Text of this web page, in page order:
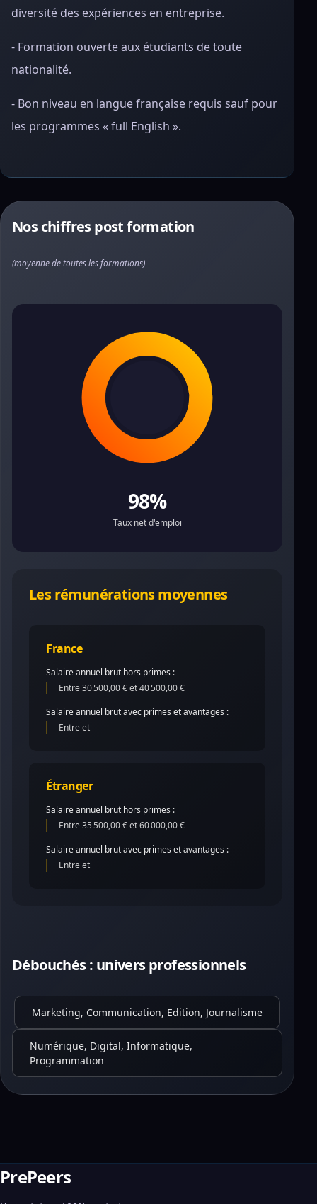
diversité des expériences en entreprise.
- Formation ouverte aux étudiants de toute
nationalité.
- Bon niveau en langue française requis sauf pour
les programmes « full English ».
Nos chiffres post formation
(moyenne de toutes les formations)
98%
Taux net d'emploi
Les rémunérations moyennes
France
Salaire annuel brut hors primes :
Entre 30 500,00 € et 40 500,00 €
Salaire annuel brut avec primes et avantages :
Entre et
Étranger
Salaire annuel brut hors primes :
Entre 35 500,00 € et 60 000,00 €
Salaire annuel brut avec primes et avantages :
Entre et
Débouchés : univers professionnels
Marketing, Communication, Edition, Journalisme
Numérique, Digital, Informatique,
Programmation
PrePeers